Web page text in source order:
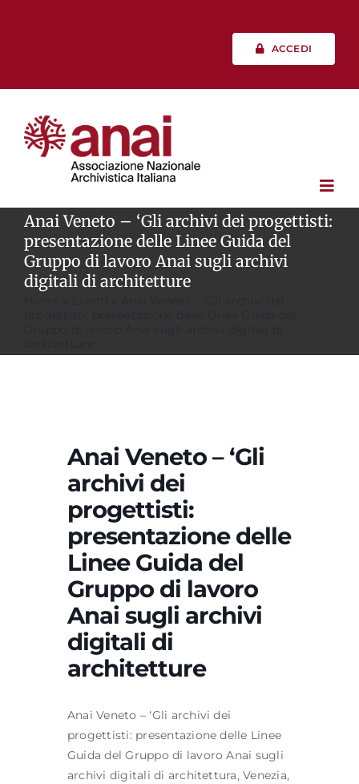
ACCEDI
Chi siamo
Professione
Attività editoriale
Anai Veneto – ‘Gli archivi dei progettisti:
presentazione delle Linee Guida del
Gruppo di lavoro Anai sugli archivi
digitali di architetture
Anai Veneto – ‘Gli
archivi dei
progettisti:
presentazione delle
Linee Guida del
Gruppo di lavoro
Anai sugli archivi
digitali di
architetture
Anai Veneto – ‘Gli archivi dei
progettisti: presentazione delle Linee
Guida del Gruppo di lavoro Anai sugli
archivi digitali di architettura, Venezia,